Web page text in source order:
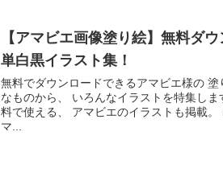
【アマビエ画像塗り絵】無料ダ
単白黒イラスト集！
無料でダウンロードできるアマビエ様の
なものから、 いろんなイラストを特集し
料で使える、 アマビエのイラストも掲載
マ...